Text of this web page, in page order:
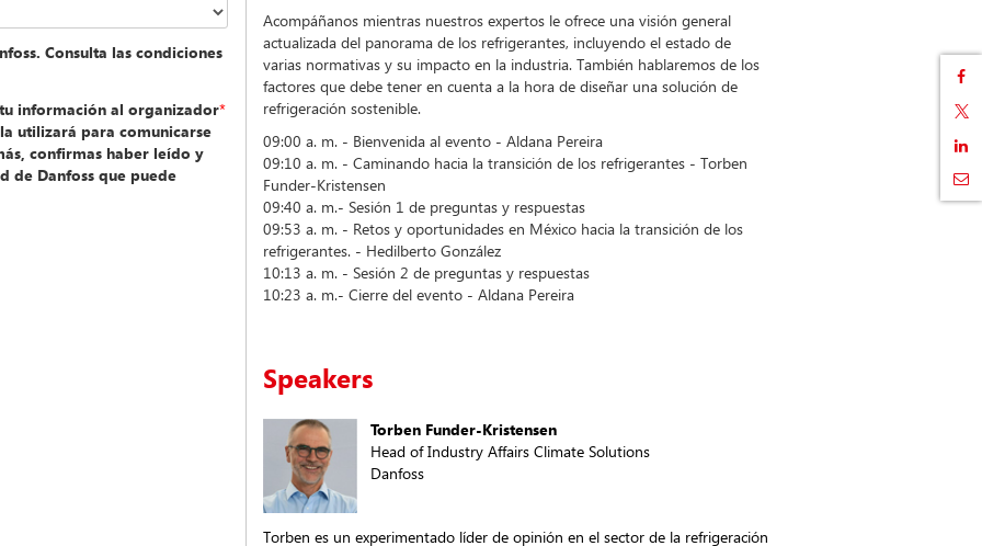
Consulta las condiciones
información al organizador
utilizará para comunicarse
confirmas haber leído y
de Danfoss que puede
*
Acompáñanos mientras nuestros expertos le ofrece una visión general
actualizada del panorama de los refrigerantes, incluyendo el estado de
varias normativas y su impacto en la industria. También hablaremos de los
factores que debe tener en cuenta a la hora de diseñar una solución de
refrigeración sostenible.
09:00 a. m. - Bienvenida al evento - Aldana Pereira
09:10 a. m. - Caminando hacia la transición de los refrigerantes - Torben
Funder-Kristensen
09:40 a. m.- Sesión 1 de preguntas y respuestas
09:53 a. m. - Retos y oportunidades en México hacia la transición de los
refrigerantes. - Hedilberto González
10:13 a. m. - Sesión 2 de preguntas y respuestas
10:23 a. m.- Cierre del evento - Aldana Pereira
Speakers
Torben Funder-Kristensen
Head of Industry Affairs Climate Solutions
Danfoss
Torben es un experimentado líder de opinión en el sector de la refrigeración